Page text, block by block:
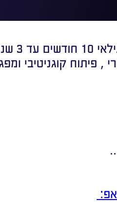
, פיתוח קוגניטיבי